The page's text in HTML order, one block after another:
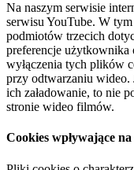
Na naszym serwisie
serwisu YouTube. W
podmiotów trzecich
preferencje użytkownika
wyłączenia tych plików
przy odtwarzaniu
ich załadowanie, to nie
stronie wideo filmów.
Cookies wpływające